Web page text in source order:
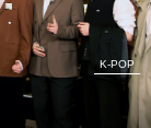
K-POP